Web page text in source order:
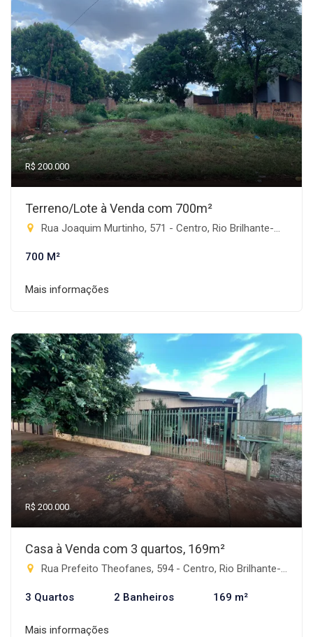
R$ 200.000
Terreno/Lote à Venda com 700m²
Rua Joaquim Murtinho, 571 - Centro, Rio Brilhante-MS
700 M²
Mais informações
R$ 200.000
Casa à Venda com 3 quartos, 169m²
Rua Prefeito Theofanes, 594 - Centro, Rio Brilhante-MS
3 Quartos 2 Banheiros 169 m²
Mais informações